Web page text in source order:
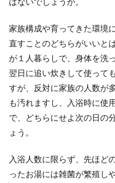
家族構成や育ってきた環境
直すことのどちらがいいと
が１人暮らしで、身体を洗
翌日に追い炊きして使って
すが、反対に家族の人数が
も汚れますし、入浴時に使
で、どちらにせよ次の日の
ょう。
入浴人数に限らず、先ほど
ったお湯には雑菌が繁殖し